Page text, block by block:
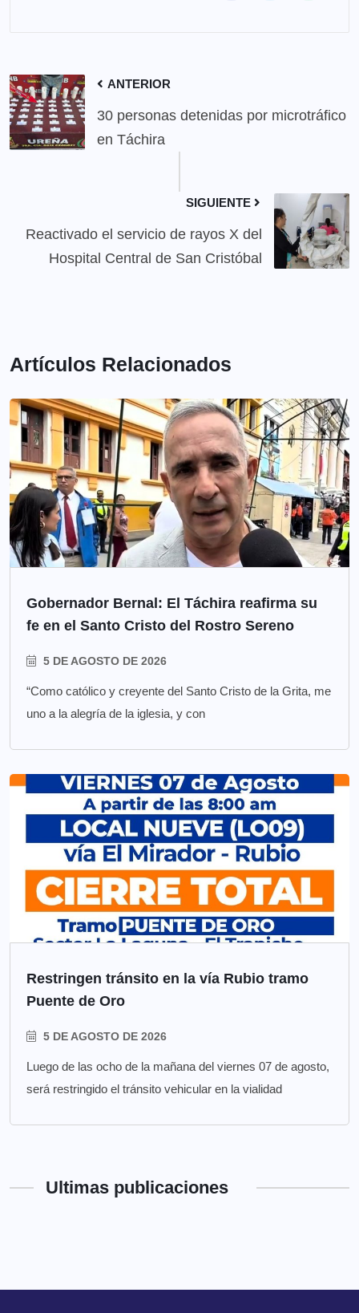
ANTERIOR
30 personas detenidas por microtráfico
en Táchira
SIGUIENTE
Reactivado el servicio de rayos X del
Hospital Central de San Cristóbal
Artículos Relacionados
Gobernador Bernal: El Táchira reafirma su
fe en el Santo Cristo del Rostro Sereno
5 DE AGOSTO DE 2026
“Como católico y creyente del Santo Cristo de la Grita, me
uno a la alegría de la iglesia, y con
Restringen tránsito en la vía Rubio tramo
Puente de Oro
5 DE AGOSTO DE 2026
Luego de las ocho de la mañana del viernes 07 de agosto,
será restringido el tránsito vehicular en la vialidad
Ultimas publicaciones